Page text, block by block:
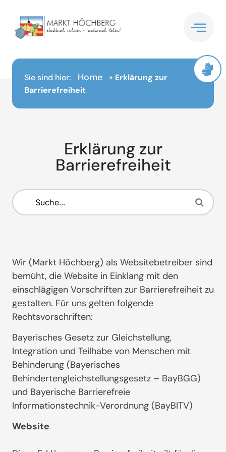
springen
Sie sind hier: Home » Erklärung zur
Barrierefreiheit
Erklärung zur
Barrierefreiheit
Wir (Markt Höchberg) als Websitebetreiber sind
bemüht, die Website in Einklang mit den
einschlägigen Vorschriften zur Barrierefreiheit zu
gestalten. Für uns gelten folgende
Rechtsvorschriften:
Bayerisches Gesetz zur Gleichstellung,
Integration und Teilhabe von Menschen mit
Behinderung (Bayerisches
Behindertengleichstellungsgesetz – BayBGG)
und Bayerische Barrierefreie
Informationstechnik-Verordnung (BayBITV)
Website